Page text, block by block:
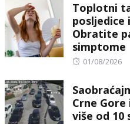
Toplotni
posljedice
Obratite
simptome
Posted
01/08/2026
Crne
više od 10